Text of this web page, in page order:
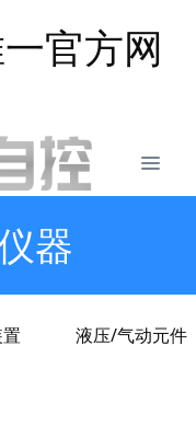
官方网
器
液压/气动元件